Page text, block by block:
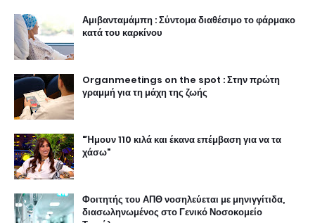
Αμιβανταμάμπη : Σύντομα διαθέσιμο το φάρμακο
κατά του καρκίνου
Organmeetings on the spot : Στην πρώτη
γραμμή για τη μάχη της ζωής
"Ήμουν 110 κιλά και έκανα επέμβαση για να τα
χάσω"
Φοιτητής του ΑΠΘ νοσηλεύεται με μηνιγγίτιδα,
διασωληνωμένος στο Γενικό Νοσοκομείο